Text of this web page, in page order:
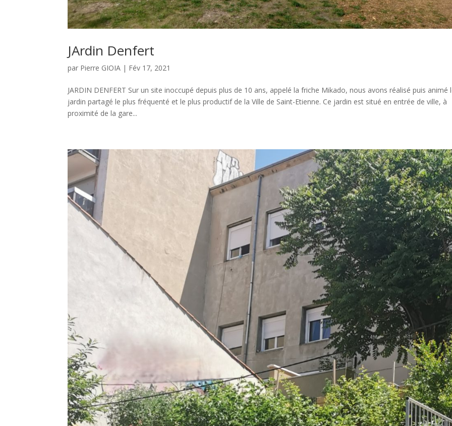
JArdin Denfert
par Pierre GIOIA | Fév 17, 2021
JARDIN DENFERT Sur un site inoccupé depuis plus de 10 ans, appelé la friche Mikado, nous avons réalisé puis animé
jardin partagé le plus fréquenté et le plus productif de la Ville de Saint-Etienne. Ce jardin est situé en entrée de ville, à
proximité de la gare...